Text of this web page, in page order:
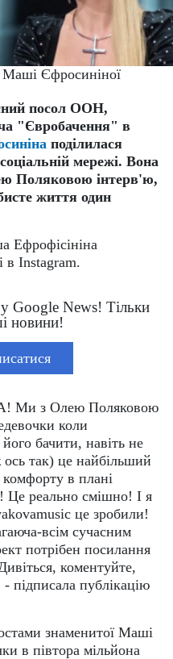
Маші Єфросиніної
посол ООН,
"Євробачення" в
поділилася
мережі. Вона
Поляковою інтерв'ю,
життя один
Ефрофісініна
в Instagram.
Google News! Тільки
новини!
Ми з Олею Поляковою
коли
бачити, навіть не
так) це найбільший
комфорту в плані
Це реально смішно! І я
це зробили!
всім сучасним
потрібен посилання
коментуйте,
підписала публікацію
знаменитої Маші
в півтора мільйона